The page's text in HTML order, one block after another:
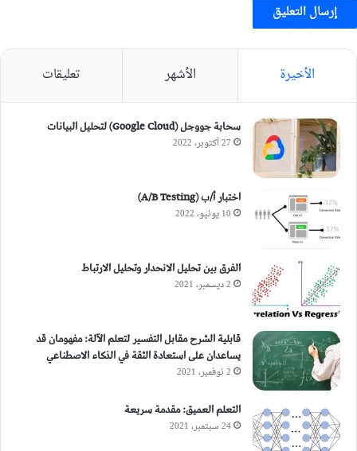
الأخيرة الأشهر تعليقات
سحابة جووجل (Google Cloud) لتحليل البيانات
27 أكتوبر، 2022
اختبار أ/ب (A/B Testing)
10 يونيو، 2022
الفرق بين تحليل الانحدار وتحليل الارتباط
2 ديسمبر، 2021
قابلية الشرح مقابل التفسير لتعلم الآلة: مفهومان قد
يساعدان على استعادة الثقة في الذكاء الاصطناعي
2 نوفمبر، 2021
التعلم العميق: مقدمة سريعة
24 سبتمبر، 2021